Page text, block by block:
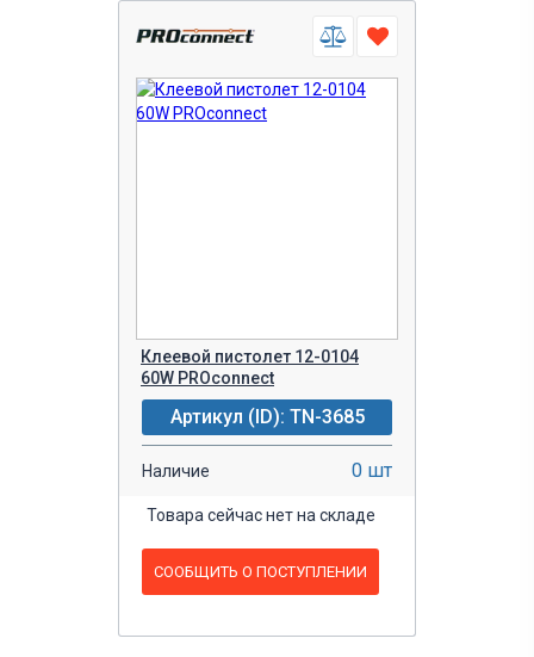
Клеевой пистолет 12-0104
60W PROconnect
Артикул (ID): TN-3685
Наличие 0 шт
Товара сейчас нет на складе
СООБЩИТЬ О ПОСТУПЛЕНИИ